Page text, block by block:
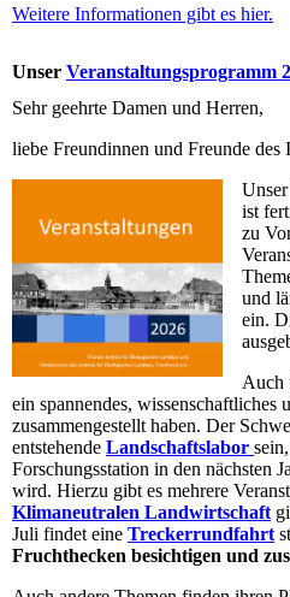
Weitere Informationen gibt es hier.
Unser Veranstaltungsprogramm
Sehr geehrte Damen und Herren,
liebe Freundinnen und Freunde des
ist
zu
und
ein.
Auch
ein spannendes, wissenschaftliches
zusammengestellt haben. Der
entstehende Landschaftslabor
Forschungsstation in den nächsten
wird. Hierzu gibt es mehrere
Klimaneutralen Landwirtschaft
Juli findet eine Treckerrundfahrt
Fruchthecken besichtigen und